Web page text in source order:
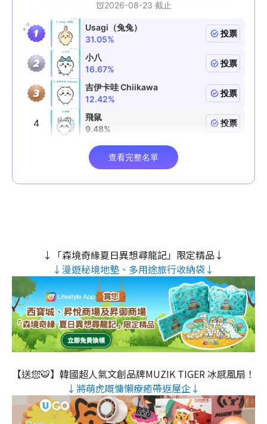
↓「森境奇緣夏日異想尋龍記」限定精品↓
↓漫遊秘境地墊、多用途旅行收納袋↓
【送您🐯】韓國超人氣文創品牌MUZIK TIGER 冰感風扇！
↓將萌虎嘅慵懶療癒帶返屋企↓